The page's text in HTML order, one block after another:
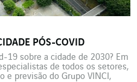
PÓS-COVID
19 sobre a cidade de 2030? Em
de todos os setores,
e previsão do Grupo VINCI,